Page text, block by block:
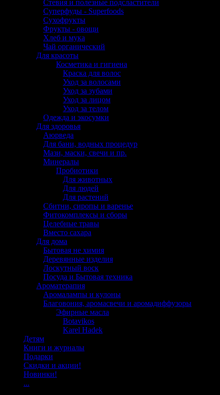
Стевия и полезные подсластители
Суперфуды - Superfoods
Сухофрукты
Фрукты - овощи
Хлеб и мука
Чай органический
Для красоты
Косметика и гигиена
Краска для волос
Уход за волосами
Уход за зубами
Уход за лицом
Уход за телом
Одежда и экосумки
Для здоровья
Аюрведа
Для бани, водных процедур
Мази, маски, свечи и пр.
Минералы
Пробиотики
Для животных
Для людей
Для растений
Сбитни, сиропы и варенье
Фитокомплексы и сборы
Целебные травы
Вместо сахара
Для дома
Бытовая не химия
Деревянные изделия
Лоскутный воск
Посуда и Бытовая техника
Ароматерапия
Аромалампы и кулоны
Благовония, аромасвечи и аромадиффузоры
Эфирные масла
Botavikos
Karel Hadek
Детям
Книги и журналы
Подарки
Скидки и акции!
Новинки!
...